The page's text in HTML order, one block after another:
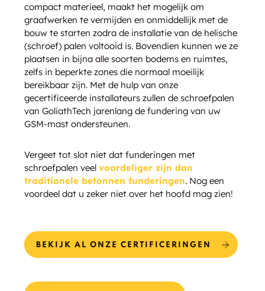
compact materieel, maakt het mogelijk om
graafwerken te vermijden en onmiddellijk met de
bouw te starten zodra de installatie van de helische
(schroef) palen voltooid is. Bovendien kunnen we ze
plaatsen in bijna alle soorten bodems en ruimtes,
zelfs in beperkte zones die normaal moeilijk
bereikbaar zijn. Met de hulp van onze
gecertificeerde installateurs zullen de schroefpalen
van GoliathTech jarenlang de fundering van uw
GSM-mast ondersteunen.
Vergeet tot slot niet dat funderingen met
schroefpalen veelvoordeliger zijn dan
traditionele betonnen funderingen. Nog een
voordeel dat u zeker niet over het hoofd mag zien!
BEKIJK AL ONZE CERTIFICERINGEN